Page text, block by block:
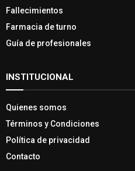
Fallecimientos
Farmacia de turno
Guía de profesionales
INSTITUCIONAL
Quienes somos
Términos y Condiciones
Política de privacidad
Contacto